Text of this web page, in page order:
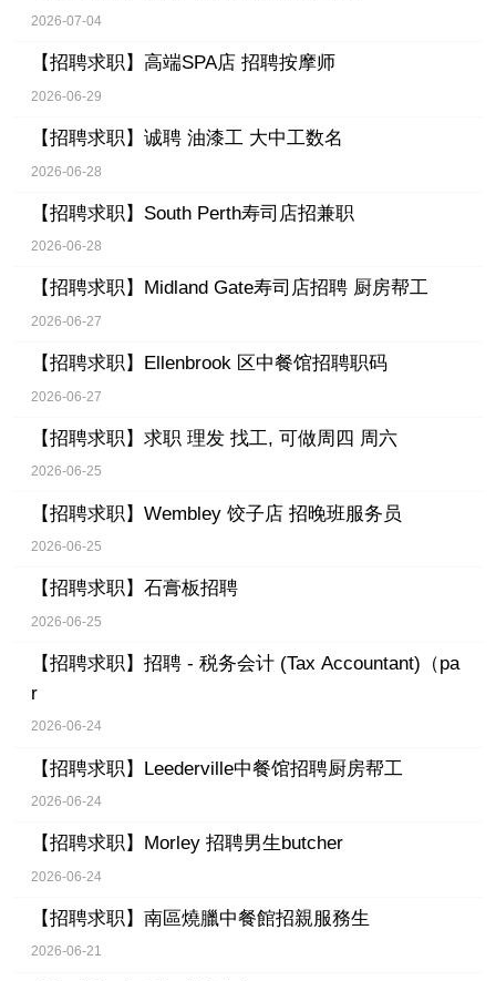
2026-07-04
【招聘求职】 高端SPA店 招聘按摩师
2026-06-29
【招聘求职】 诚聘 油漆工 大中工数名
2026-06-28
【招聘求职】 South Perth寿司店招兼职
2026-06-28
【招聘求职】 Midland Gate寿司店招聘 厨房帮工
2026-06-27
【招聘求职】 Ellenbrook 区中餐馆招聘职码
2026-06-27
【招聘求职】 求职 理发 找工, 可做周四 周六
2026-06-25
【招聘求职】 Wembley 饺子店 招晚班服务员
2026-06-25
【招聘求职】 石膏板招聘
2026-06-25
【招聘求职】 招聘 - 税务会计 (Tax Accountant)（pa
r
2026-06-24
【招聘求职】 Leederville中餐馆招聘厨房帮工
2026-06-24
【招聘求职】 Morley 招聘男生butcher
2026-06-24
【招聘求职】 南區燒臘中餐館招親服務生
2026-06-21